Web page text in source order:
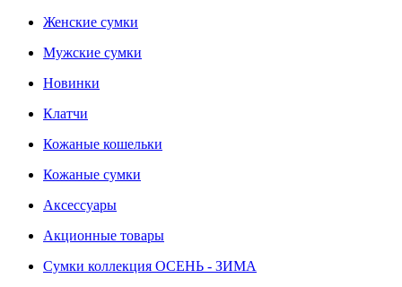
Женские сумки
Мужские сумки
Новинки
Клатчи
Кожаные кошельки
Кожаные сумки
Аксессуары
Акционные товары
Сумки коллекция ОСЕНЬ - ЗИМА